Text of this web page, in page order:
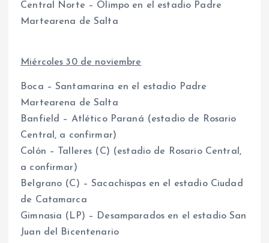
Central Norte – Olimpo en el estadio Padre
Martearena de Salta
Miércoles 30 de noviembre
Boca – Santamarina en el estadio Padre
Martearena de Salta
Banfield – Atlético Paraná (estadio de Rosario
Central, a confirmar)
Colón – Talleres (C) (estadio de Rosario Central,
a confirmar)
Belgrano (C) – Sacachispas en el estadio Ciudad
de Catamarca
Gimnasia (LP) – Desamparados en el estadio San
Juan del Bicentenario